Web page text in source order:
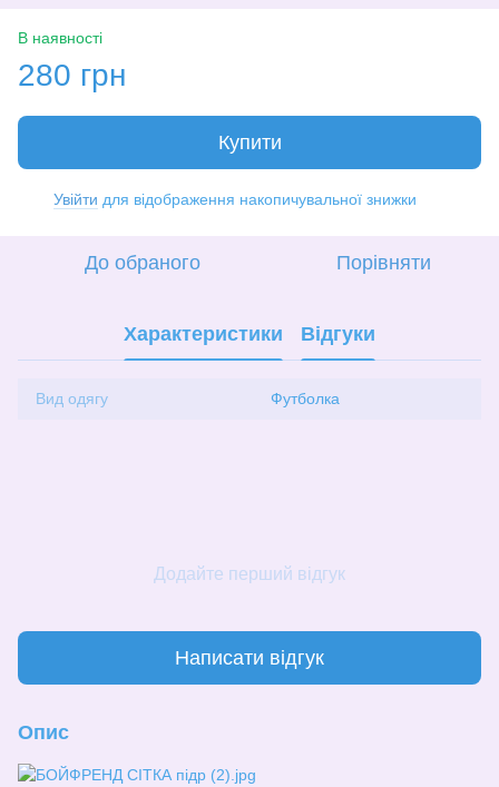
В наявності
280 грн
Купити
Увійти для відображення накопичувальної знижки
До обраного Порівняти
Характеристики Відгуки
Вид одягу Футболка
Додайте перший відгук
Написати відгук
Опис